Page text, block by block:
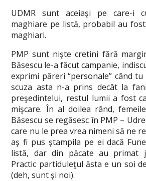
UDMR sunt aceiaşi pe care-i
maghiare pe listă, probabil au
maghiari.
PMP sunt nişte cretini fără
Băsescu le-a făcut campanie,
exprimi păreri “personale” când
scuza asta n-a prins decât la
preşedintelui, restul lumii a fost
mişcare. În al doilea rând,
Băsescu se regăsesc în PMP –
care nu le prea vrea nimeni să ne
aş fi pus ştampila pe ei dacă
listă, dar din păcate au primat
Practic partiduleţul ăsta e un soi
(deh, sunt şi noi).